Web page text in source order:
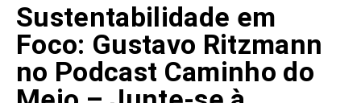
Sustentabilidade em
Foco: Gustavo Ritzmann
no Podcast Caminho do